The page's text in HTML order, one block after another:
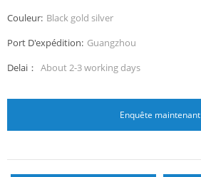
Couleur: Black gold silver
Port D'expédition: Guangzhou
Delai： About 2-3 working days
Enquête maintenant